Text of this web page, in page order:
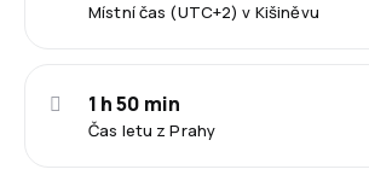
Místní čas (UTC+2) v Kišiněvu
Čas letu z Prahy
1 h 50 min